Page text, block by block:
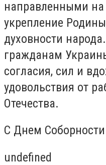
направленными на
укрепление
духовности
гражданам
согласия, сил и
удовольствия от
Отечества.
С Днем
undefined